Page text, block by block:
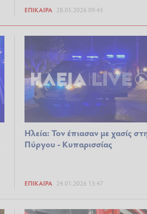
ΕΠΊΚΑΙΡΑ 28.05.2026 09:45
Ηλεία: Τον έπιασαν με χασίς
Πύργου - Κυπαρισσίας
ΕΠΊΚΑΙΡΑ 24.01.2026 13:47